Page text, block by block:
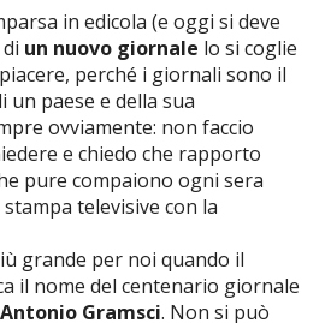
in edicola (e oggi si deve
un nuovo giornale lo si coglie
perché i giornali sono il
un paese e della sua
ovviamente: non faccio
e chiedo che rapporto
pure compaiono ogni sera
televisive con la
grande per noi quando il
il nome del centenario giornale
Gramsci. Non si può